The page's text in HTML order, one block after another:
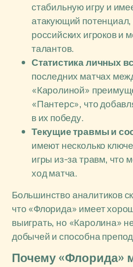
стабильную игру и
атакующий
российских игроков и
талантов.
Статистика личных
последних матчах
«Каролиной»
«Пантерс», что
в их победу.
Текущие травмы и
имеют несколько
игры из-за травм, что
ход матча.
Большинство аналитиков
что «Флорида» имеет
выиграть, но «Каролина»
добычей и способна
Почему «Флорида»